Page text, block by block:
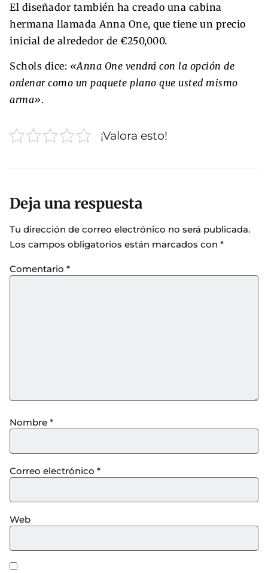
El diseñador también ha creado una cabina
hermana llamada Anna One, que tiene un precio
inicial de alrededor de €250,000.
Schols dice: «Anna One vendrá con la opción de
ordenar como un paquete plano que usted mismo
arma».
¡Valora esto!
Deja una respuesta
Tu dirección de correo electrónico no será publicada.
Los campos obligatorios están marcados con *
Comentario *
Nombre *
Correo electrónico *
Web